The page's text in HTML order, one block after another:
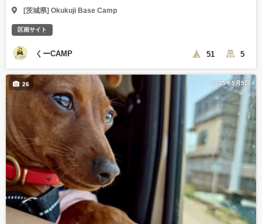
[茨城県] Okukuji Base Camp
区画サイト
くーCAMP 51 5
2025年5月5日
26